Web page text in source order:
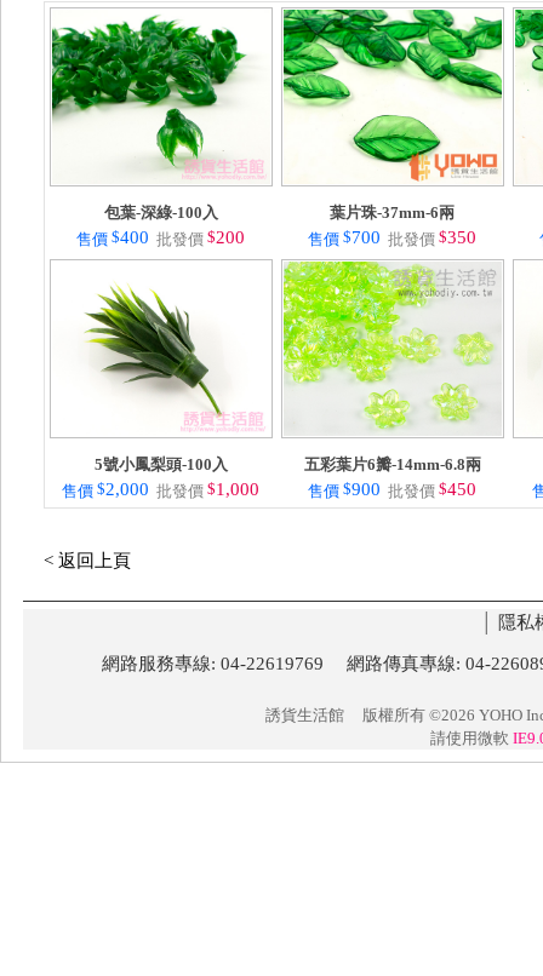
包葉-深綠-100入
售價 $400 批發價 $200
葉片珠-37mm-6兩
售價 $700 批發價 $350
5號小鳳梨頭-100入
售價 $2,000 批發價 $1,000
五彩葉片6瓣-14mm-6.8兩
售價 $900 批發價 $450
< 返回上頁
隱私
網路服務專線: 04-22619769 網路傳真專線: 04-
誘貨生活館
版權所有 ©2026 YOHO
請使用微軟